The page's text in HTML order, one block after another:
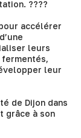
????
accélérer
leurs
leur
de Dijon dans
grâce à son